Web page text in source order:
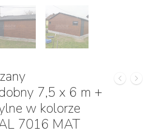
7,5 x 6 m +
w kolorze
7016 MAT